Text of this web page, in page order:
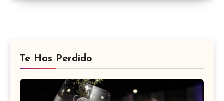
Te Has Perdido